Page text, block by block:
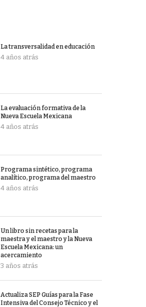
La transversalidad en educación
4 años atrás
La evaluación formativa de la
Nueva Escuela Mexicana
4 años atrás
Programa sintético, programa
analítico, programa del maestro
4 años atrás
Un libro sin recetas para la
maestra y el maestro y la Nueva
Escuela Mexicana: un
acercamiento
3 años atrás
Actualiza SEP Guías para la Fase
Intensiva del Consejo Técnico y el